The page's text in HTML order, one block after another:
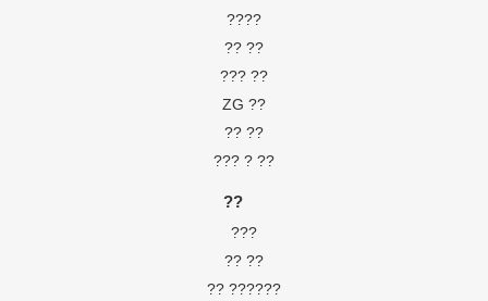
????
?? ??
??? ??
ZG ??
?? ??
??? ? ??
??
???
?? ??
?? ??????